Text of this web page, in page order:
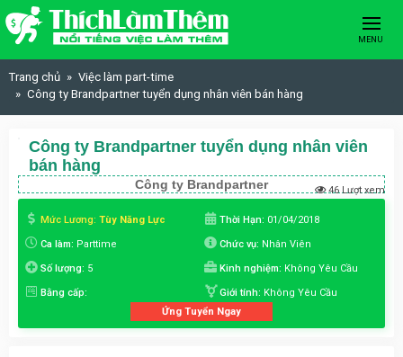
Skip to content
MENU
Trang chủ
Việc làm part-time
Công ty Brandpartner tuyển dụng nhân viên bán hàng
Công ty Brandpartner tuyển dụng nhân viên
bán hàng
Công ty Brandpartner 46 Lượt xem
Mức Lương: Tùy Năng Lực Thời Hạn: 01/04/2018
Ca làm: Parttime Chức vụ: Nhân Viên
Số lượng: 5 Kinh nghiệm: Không Yêu Cầu
Bằng cấp: Giới tính: Không Yêu Cầu
Ứng Tuyển Ngay